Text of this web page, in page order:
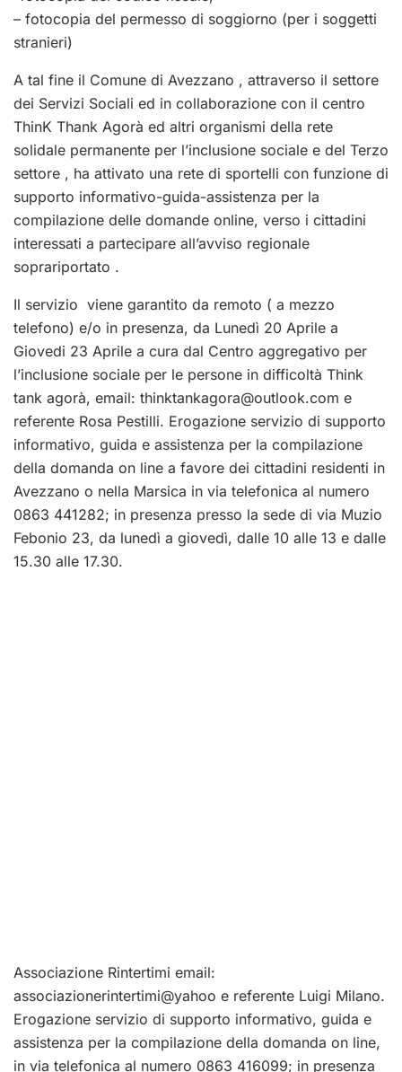
– fotocopia del permesso di soggiorno (per i soggetti
stranieri)
A tal fine il Comune di Avezzano , attraverso il settore
dei Servizi Sociali ed in collaborazione con il centro
ThinK Thank Agorà ed altri organismi della rete
solidale permanente per l’inclusione sociale e del Terzo
settore , ha attivato una rete di sportelli con funzione di
supporto informativo-guida-assistenza per la
compilazione delle domande online, verso i cittadini
interessati a partecipare all’avviso regionale
soprariportato .
Il servizio viene garantito da remoto ( a mezzo
telefono) e/o in presenza, da Lunedì 20 Aprile a
Giovedi 23 Aprile a cura dal Centro aggregativo per
l’inclusione sociale per le persone in difficoltà Think
tank agorà, email: thinktankagora@outlook.com e
referente Rosa Pestilli. Erogazione servizio di supporto
informativo, guida e assistenza per la compilazione
della domanda on line a favore dei cittadini residenti in
Avezzano o nella Marsica in via telefonica al numero
0863 441282; in presenza presso la sede di via Muzio
Febonio 23, da lunedì a giovedì, dalle 10 alle 13 e dalle
15.30 alle 17.30.
Associazione Rintertimi email:
associazionerintertimi@yahoo e referente Luigi Milano.
Erogazione servizio di supporto informativo, guida e
assistenza per la compilazione della domanda on line,
in via telefonica al numero 0863 416099; in presenza